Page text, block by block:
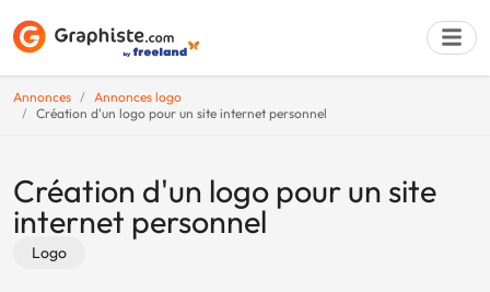
Annonces
Annonces logo
Création d'un logo pour un site internet personnel
Création d'un logo pour un site
internet personnel
Logo